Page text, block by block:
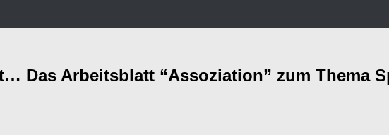
Das Arbeitsblatt “Assoziation” zum Thema